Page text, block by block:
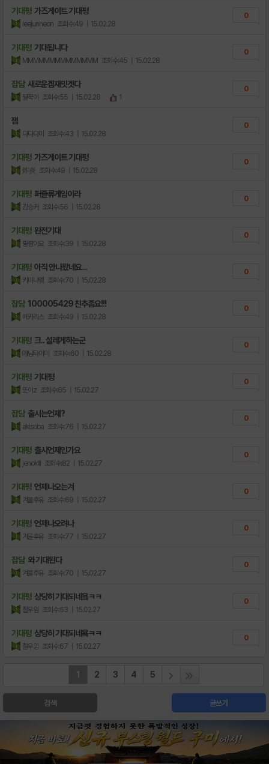
기대평 가즈게이트 기대평
leejunheon 조회수:49 | 15.02.28
0
기대평 기대됩니다
MMMMMMMMMMMMMM 조회수:45 | 15.02.28
0
잡담 새로운겜재밋겟다
떨꾹이 조회수:55 | 15.02.28 1
0
잼
다다다미 조회수:43 | 15.02.28
0
기대평 가즈게이트 기대평
炸炎 조회수:49 | 15.02.28
0
기대평 퍼즐류게임이라
김승커 조회수:56 | 15.02.28
0
기대평 완전기대
팡팡이요 조회수:39 | 15.02.28
0
기대평 아직 안나왔네요...
키미나엘 조회수:70 | 15.02.28
0
잡담 100005429 친추좀요!!!
메카리스 조회수:49 | 15.02.28
0
기대평 크.. 설레게하는군
애남타이미 조회수:60 | 15.02.28
0
기대평 기대평
또이z 조회수:65 | 15.02.27
0
잡담 출시는언제?
akisoba 조회수:76 | 15.02.27
0
기대평 출시언제인가요
jenokill 조회수:82 | 15.02.27
0
기대평 언제나오는겨
겨울후유 조회수:69 | 15.02.27
0
기대평 언제나오려나
겨울후유 조회수:77 | 15.02.27
0
잡담 와 기대된다
겨울후유 조회수:70 | 15.02.27
0
기대평 상당히 기대되네욬ㅋㅋ
철우임 조회수:63 | 15.02.27
0
기대평 상당히 기대되네욬ㅋㅋ
철우임 조회수:67 | 15.02.27
0
1 2 3 4 5
검색 글쓰기